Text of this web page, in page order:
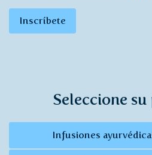
Inscríbete
Seleccione
Infusiones